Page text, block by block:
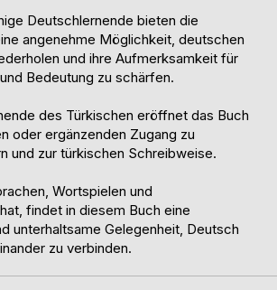
Deutschlernende bieten die
angenehme Möglichkeit, deutschen
und ihre Aufmerksamkeit für
Bedeutung zu schärfen.
des Türkischen eröffnet das Buch
oder ergänzenden Zugang zu
und zur türkischen Schreibweise.
Wortspielen und
findet in diesem Buch eine
unterhaltsame Gelegenheit, Deutsch
zu verbinden.